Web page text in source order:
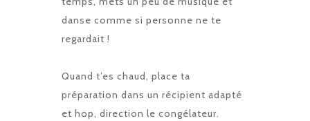
danse comme si personne ne te
regardait !
Quand t’es chaud, place ta
préparation dans un récipient adapté
et hop, direction le congélateur.